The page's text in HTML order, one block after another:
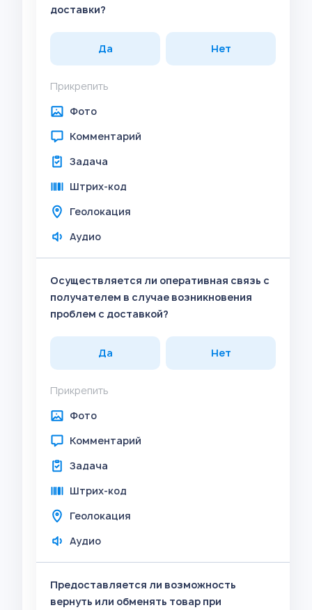
доставки?
Да Нет
Прикрепить
Фото
Комментарий
Задача
Штрих-код
Геолокация
Аудио
Осуществляется ли оперативная связь с
получателем в случае возникновения
проблем с доставкой?
Да Нет
Прикрепить
Фото
Комментарий
Задача
Штрих-код
Геолокация
Аудио
Предоставляется ли возможность
вернуть или обменять товар при